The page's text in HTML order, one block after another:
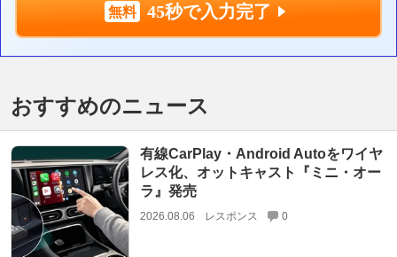
45秒で入力完了
おすすめのニュース
有線CarPlay・Android Autoをワイヤ
レス化、オットキャスト『ミニ・オー
ラ』発売
2026.08.06 レスポンス 0